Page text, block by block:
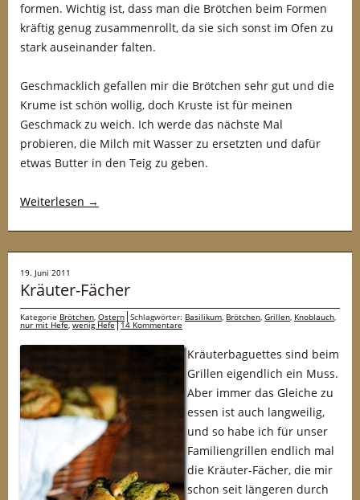
formen. Wichtig ist, dass man die Brötchen beim Formen
kräftig genug zusammenrollt, da sie sich sonst im Ofen zu
stark auseinander falten.
Geschmacklich gefallen mir die Brötchen sehr gut und die
Krume ist schön wollig, doch Kruste ist für meinen
Geschmack zu weich. Ich werde das nächste Mal
probieren, die Milch mit Wasser zu ersetzten und dafür
etwas Butter in den Teig zu geben.
Weiterlesen →
19. Juni 2011
Kräuter-Fächer
Kategorie Brötchen, Ostern Schlagwörter: Basilikum, Brötchen, Grillen, Knoblauch,
nur mit Hefe,wenig Hefe 14 Kommentare
Kräuterbaguettes sind beim
Grillen eigendlich ein Muss.
Aber immer das Gleiche zu
essen ist auch langweilig,
und so habe ich für unser
Familiengrillen endlich mal
die Kräuter-Fächer, die mir
schon seit längeren durch